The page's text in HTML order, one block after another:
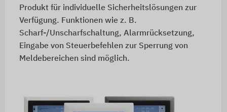
Produkt für individuelle Sicherheitslösungen zur
Verfügung. Funktionen wie z. B.
Scharf-/Unscharfschaltung, Alarmrücksetzung,
Eingabe von Steuerbefehlen zur Sperrung von
Meldebereichen sind möglich.